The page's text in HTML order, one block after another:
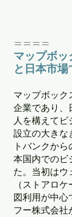
＝＝＝＝
マップボッ
と日本市
マップボック
企業であり、
人を構えてビ
設立の大きな
トバンクか
本国内でのビ
た。当初はウ
（ストアロ
図利用が中心
フー株式会社